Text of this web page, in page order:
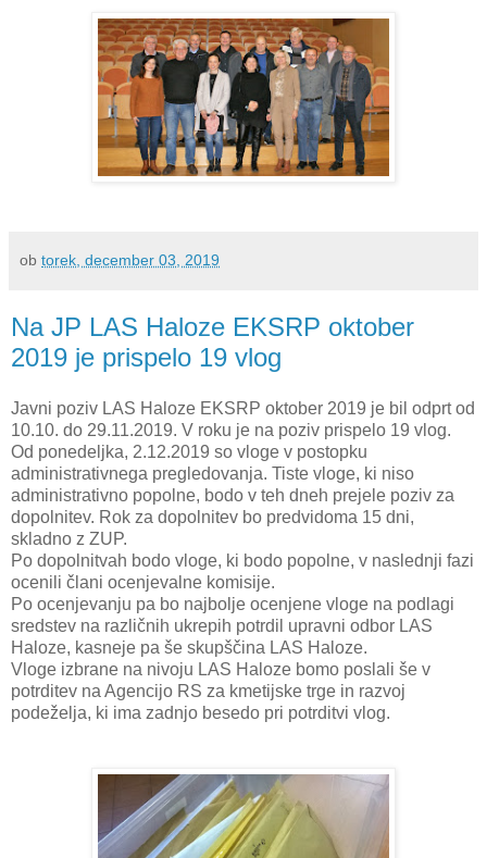
ob torek, december 03, 2019
Na JP LAS Haloze EKSRP oktober
2019 je prispelo 19 vlog
Javni poziv LAS Haloze EKSRP oktober 2019 je bil odprt od
10.10. do 29.11.2019. V roku je na poziv prispelo 19 vlog.
Od ponedeljka, 2.12.2019 so vloge v postopku
administrativnega pregledovanja. Tiste vloge, ki niso
administrativno popolne, bodo v teh dneh prejele poziv za
dopolnitev. Rok za dopolnitev bo predvidoma 15 dni,
skladno z ZUP.
Po dopolnitvah bodo vloge, ki bodo popolne, v naslednji fazi
ocenili člani ocenjevalne komisije.
Po ocenjevanju pa bo najbolje ocenjene vloge na podlagi
sredstev na različnih ukrepih potrdil upravni odbor LAS
Haloze, kasneje pa še skupščina LAS Haloze.
Vloge izbrane na nivoju LAS Haloze bomo poslali še v
potrditev na Agencijo RS za kmetijske trge in razvoj
podeželja, ki ima zadnjo besedo pri potrditvi vlog.